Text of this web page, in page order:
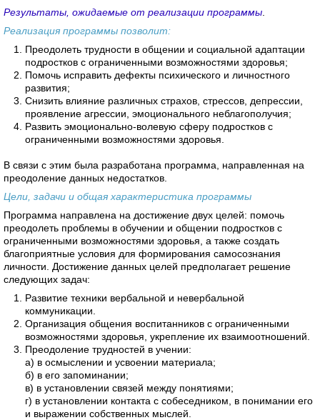
Результаты, ожидаемые от реализации программы
Реализация программы позволит:
Преодолеть трудности в общении и социальной адаптации
подростков с ограниченными возможностями здоровья;
Помочь исправить дефекты психического и личностного
развития;
Снизить влияние различных страхов, стрессов, депрессии,
проявление агрессии, эмоционального неблагополучия;
Развить эмоционально-волевую сферу подростков с
ограниченными возможностями здоровья.
В связи с этим была разработана программа, направленная на
преодоление данных недостатков.
Цели, задачи и общая характеристика программы
Программа направлена на достижение двух целей: помочь
преодолеть проблемы в обучении и общении подростков с
ограниченными возможностями здоровья, а также создать
благоприятные условия для формирования самосознания
личности. Достижение данных целей предполагает решение
следующих задач:
Развитие техники вербальной и невербальной
коммуникации.
Организация общения воспитанников с ограниченными
возможностями здоровья, укрепление их взаимоотношений.
Преодоление трудностей в учении:
а) в осмыслении и усвоении материала;
б) в его запоминании;
в) в установлении связей между понятиями;
г) в установлении контакта с собеседником, в понимании его
и выражении собственных мыслей.